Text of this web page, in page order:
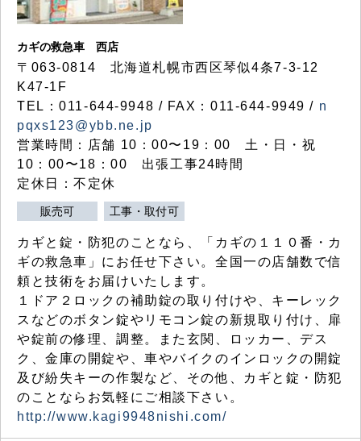
カギの救急車 西店
〒063-0814 北海道札幌市西区琴似4条7-3-12
K47-1F
TEL：011-644-9948 / FAX：011-644-9949 / n
pqxs123@ybb.ne.jp
営業時間：店舗 10：00〜19：00 土・日・祝
10：00〜18：00 出張工事24時間
定休日：不定休
販売可 工事・取付可
カギと錠・防犯のことなら、「カギの１１０番・カ
ギの救急車」にお任せ下さい。全国一の店舗数で信
頼と技術をお届けいたします。
１ドア２ロックの補助錠の取り付けや、キーレック
スなどのボタン錠やリモコン錠の新規取り付け、扉
や錠前の修理、調整。また玄関、ロッカー、デス
ク、金庫の開錠や、車やバイクのインロックの開錠
及び紛失キーの作製など、その他、カギと錠・防犯
のことならお気軽にご相談下さい。
http://www.kagi9948nishi.com/